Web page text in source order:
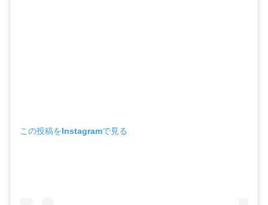
この投稿をInstagramで見る